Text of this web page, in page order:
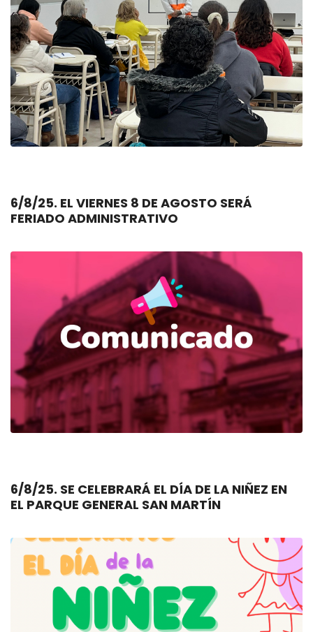
6/8/25. EL VIERNES 8 DE AGOSTO SERÁ
FERIADO ADMINISTRATIVO
6/8/25. SE CELEBRARÁ EL DÍA DE LA NIÑEZ EN
EL PARQUE GENERAL SAN MARTÍN